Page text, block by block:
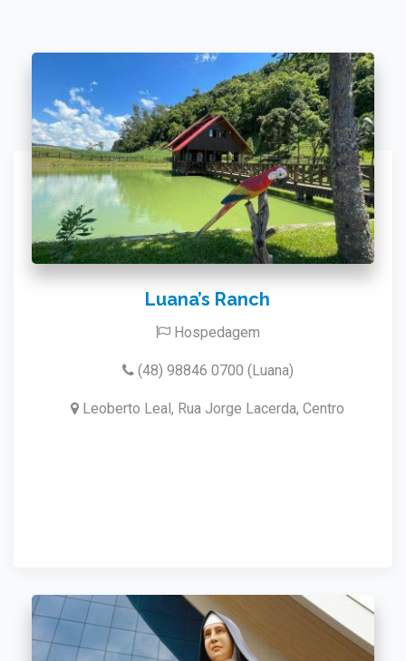
Luana’s Ranch
Hospedagem
(48) 98846 0700 (Luana)
Leoberto Leal, Rua Jorge Lacerda, Centro